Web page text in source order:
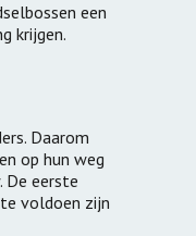
een
krijgen.
Daarom
op hun weg
De eerste
voldoen zijn